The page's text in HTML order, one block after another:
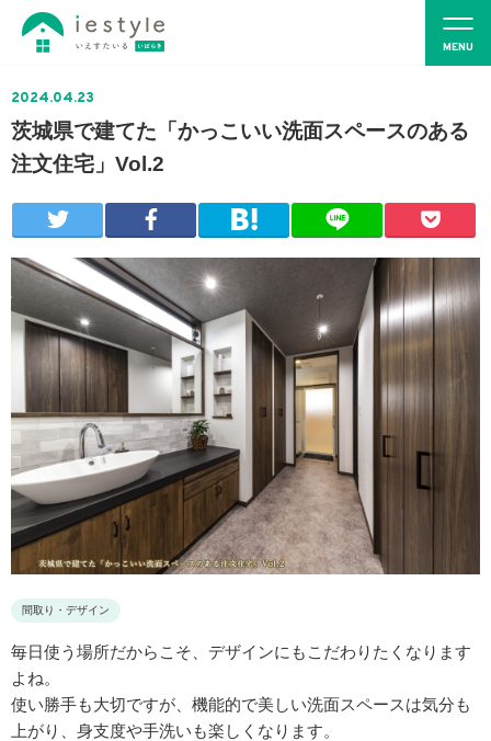
2024.04.23
茨城県で建てた「かっこいい洗面スペースのある
注文住宅」Vol.2
間取り・デザイン
毎日使う場所だからこそ、デザインにもこだわりたくなります
よね。
使い勝手も大切ですが、機能的で美しい洗面スペースは気分も
上がり、身支度や手洗いも楽しくなります。